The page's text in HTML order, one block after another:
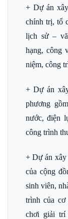
+ Dự án
chính trị, tổ
lịch sử –
hạng, công
niệm, công
+ Dự án
phương
nước, điện
công trình
+ Dự án xây
của cộng
sinh viên,
trình của
chơi giải trí